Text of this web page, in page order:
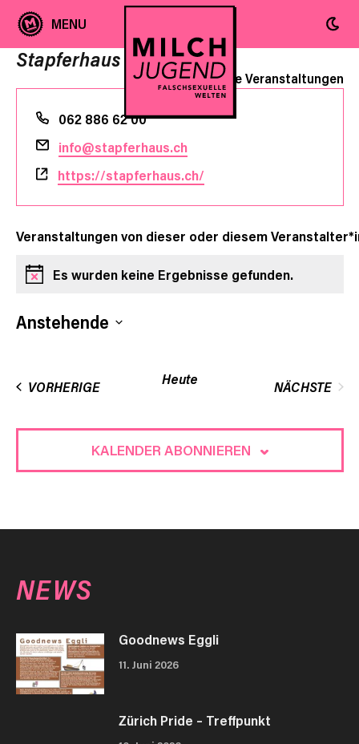
Stapferhaus
« Alle Veranstaltungen
Telefon
062 886 62 00
Email
info@stapferhaus.ch
Webseite
https://stapferhaus.ch/
Veranstaltungen von dieser oder diesem
HinweisEs wurden keine Ergebnisse gefunden.
Anstehende
VORHERIGEVERANSTALTUNGEN
Heute
NÄCHSTE
KALENDER ABONNIEREN
NEWS
Goodnews Eggli
11. Juni 2026
Zürich Pride – Treffpunkt